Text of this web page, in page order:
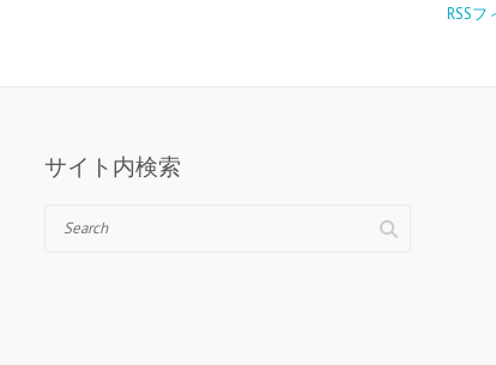
RSSフ
サイト内検索
Search